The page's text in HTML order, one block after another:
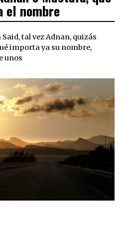
2018
el nombre
Said, tal vez Adnan, quizás
importa ya su nombre,
unos